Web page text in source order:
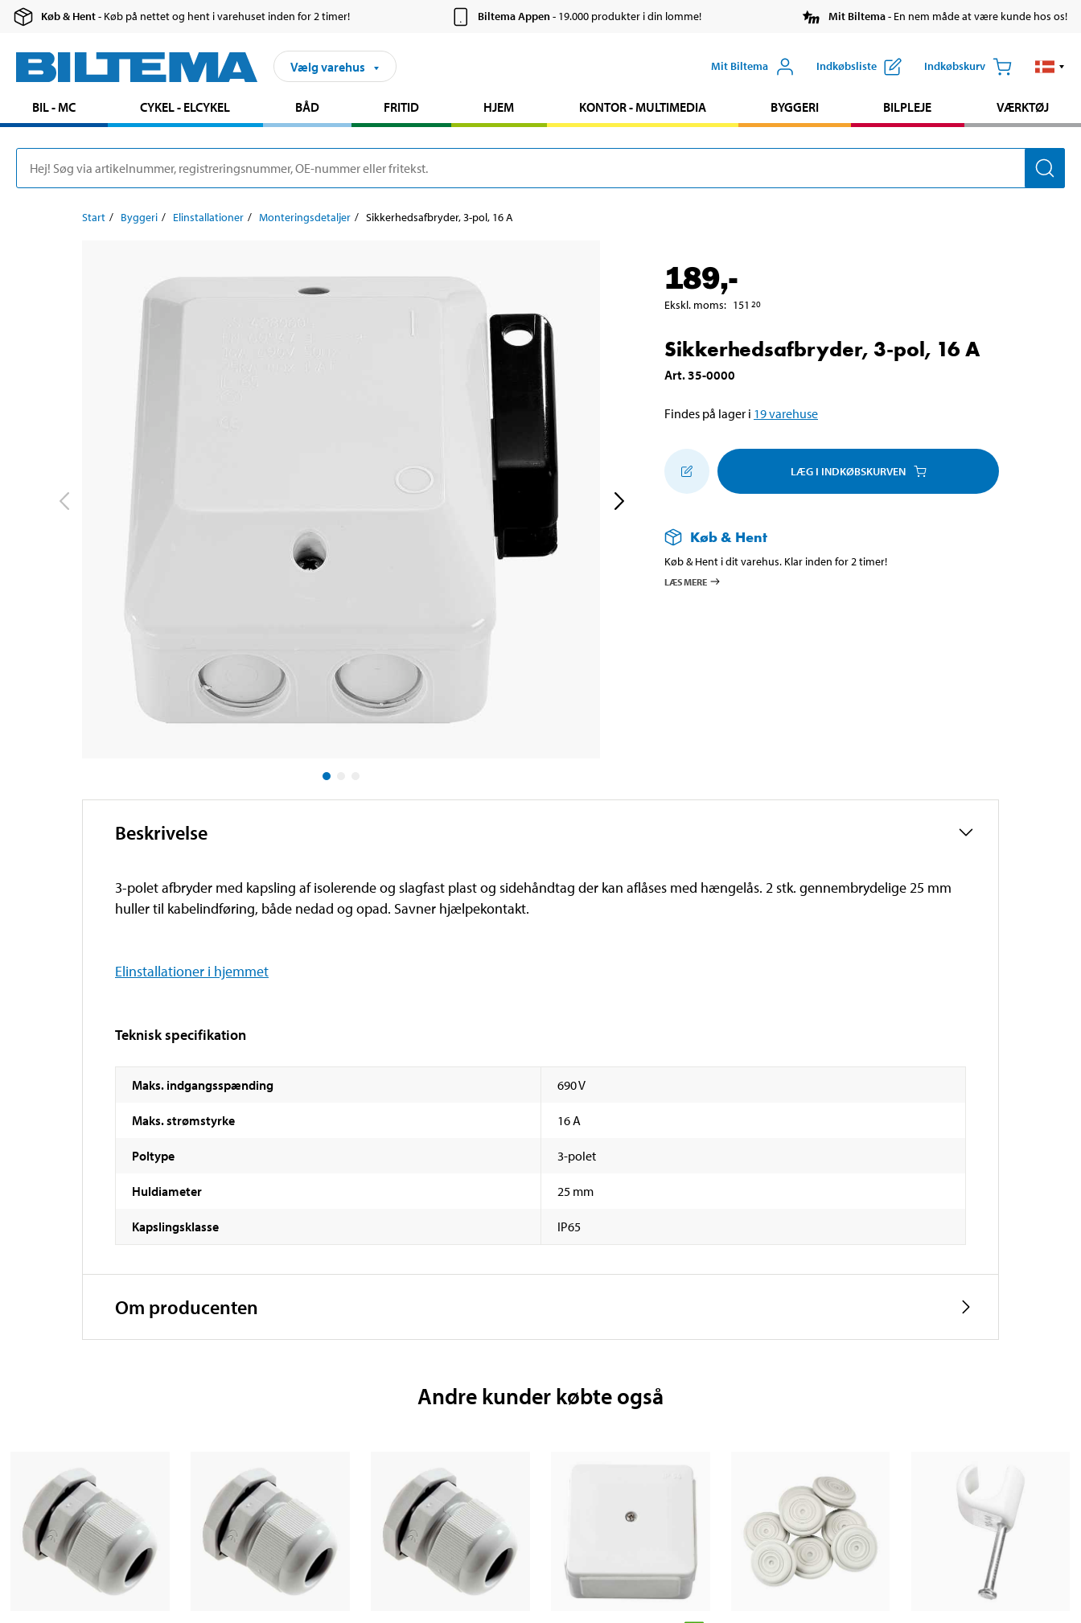
Køb & Hent- Køb på nettet og hent i varehuset inden for 2 timer! Biltema Appen- 19.000 produkter i din lomme! Mit Biltema- En nem måde at være kunde hos os!
Vælg varehus Mit Biltema Indkøbsliste Indkøbskurv
BIL - MC CYKEL - ELCYKEL BÅD FRITID HJEM KONTOR - MULTIMEDIA BYGGERI BILPLEJE VÆRKTØJ
Start Byggeri Elinstallationer Monteringsdetaljer Sikkerhedsafbryder, 3-pol, 16 A
189,-
Ekskl. moms: 151 20
Sikkerhedsafbryder, 3-pol, 16 A
Art.35-0000
Findes på lager i 19varehuse
LÆG I INDKØBSKURVEN
Køb & Hent
Køb & Hent i dit varehus. Klar inden for 2 timer!
LÆS MERE
Beskrivelse
3-polet afbryder med kapsling af isolerende og slagfast plast og sidehåndtag der kan aflåses med hængelås. 2 stk. gennembrydelige 25 mm
huller til kabelindføring, både nedad og opad. Savner hjælpekontakt.
Elinstallationer i hjemmet
Teknisk specifikation
Maks. indgangsspænding 690 V
Maks. strømstyrke 16 A
Poltype 3-polet
Huldiameter 25 mm
Kapslingsklasse IP65
Om producenten
Andre kunder købte også